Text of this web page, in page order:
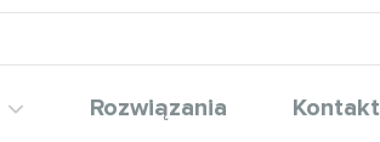
Rozwiązania Kontakt